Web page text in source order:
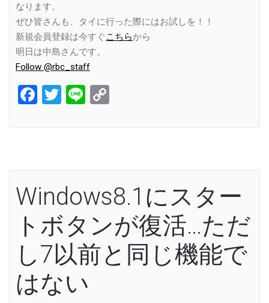
なります。
ぜひ皆さんも、タイに行った際にはお試しを！！
新規会員登録は今すぐこちらから
明日は中島さんです。
Follow @rbc_staff
Facebook
Twitter
Line
Windows8.1にスター
トボタンが復活…ただ
し7以前と同じ機能で
はない